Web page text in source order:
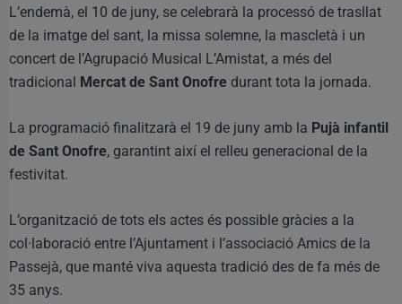
L’endemà, el 10 de juny, se celebrarà la processó de trasllat
de la imatge del sant, la missa solemne, la mascletà i un
concert de l’Agrupació Musical L’Amistat, a més del
tradicional
Mercat de Sant Onofre durant tota la jornada.
La programació finalitzarà el 19 de juny amb la Pujà infantil
de Sant Onofre, garantint així el relleu generacional de la
festivitat.
L’organització de tots els actes és possible gràcies a la
col·laboració entre l’Ajuntament i l’associació Amics de la
Passejà, que manté viva aquesta tradició des de fa més de
35 anys.